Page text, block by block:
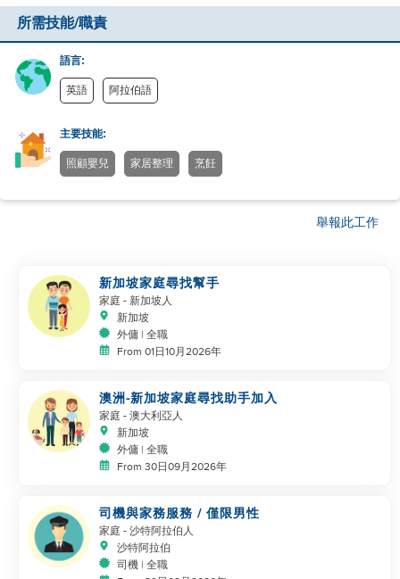
所需技能/職責
語言:
英語 阿拉伯語
主要技能:
照顧嬰兒 家居整理 烹飪
舉報此工作
新加坡家庭尋找幫手
家庭 - 新加坡人
新加坡
外傭 | 全職
From 01日10月2026年
澳洲-新加坡家庭尋找助手加入
家庭 - 澳大利亞人
新加坡
外傭 | 全職
From 30日09月2026年
司機與家務服務 / 僅限男性
家庭 - 沙特阿拉伯人
沙特阿拉伯
司機 | 全職